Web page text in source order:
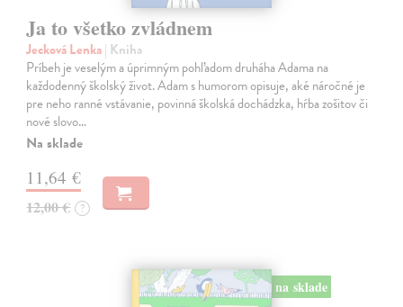
Ja to všetko zvládnem
Jecková Lenka| Kniha
Príbeh je veselým a úprimným pohľadom druháha Adama na
každodenný školský život. Adam s humorom opisuje, aké náročné je
pre neho ranné vstávanie, povinná školská dochádzka, hŕba zošitov či
nové slovo…
Na sklade
11,64 €
12,00 € ?
na sklade